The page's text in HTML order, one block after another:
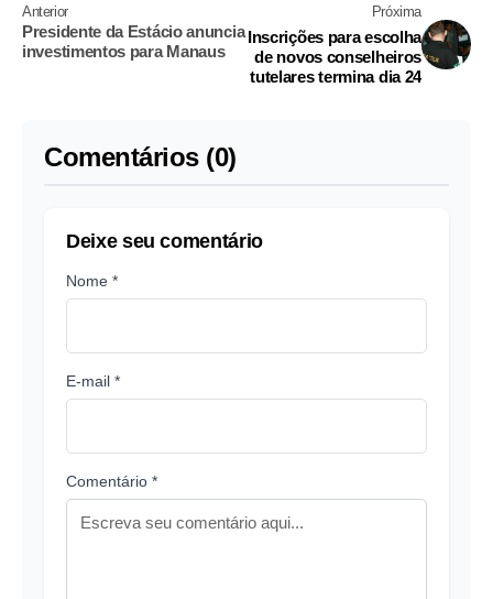
Anterior
Presidente da Estácio anuncia
investimentos para Manaus
Próxima
Inscrições para escolha
de novos conselheiros
tutelares termina dia 24
Comentários (0)
Deixe seu comentário
Nome *
E-mail *
Comentário *